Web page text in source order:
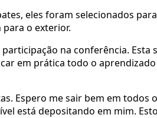
eles foram selecionados
para o exterior.
na conferência.
em prática todo o
Espero me sair bem em
está depositando em mim.